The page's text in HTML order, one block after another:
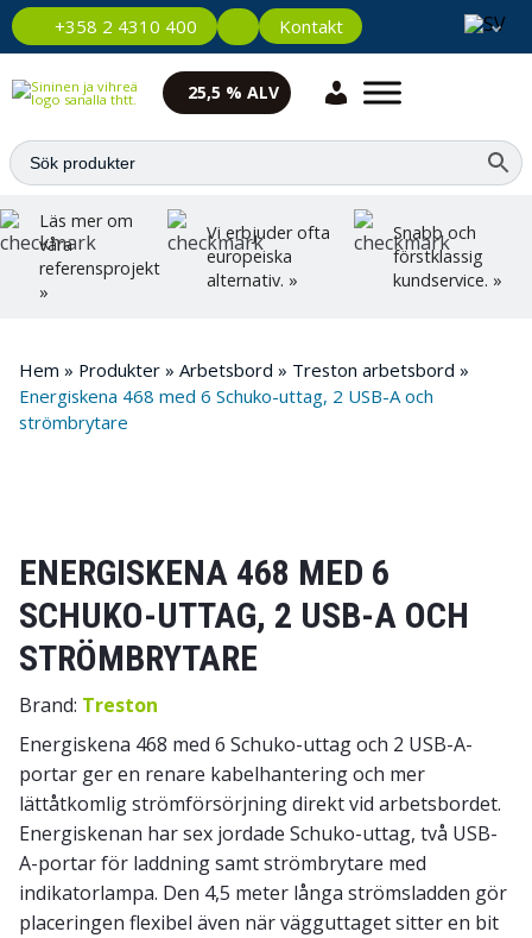
+358 2 4310 400 Kontakt
25,5 % ALV
Läs mer om
våra
referensprojekt
»
Vi erbjuder ofta
europeiska
alternativ. »
Snabb och
förstklassig
kundservice. »
Hem » Produkter » Arbetsbord » Treston arbetsbord »
Energiskena 468 med 6 Schuko-uttag, 2 USB-A och
strömbrytare
ENERGISKENA 468 MED 6
SCHUKO-UTTAG, 2 USB-A OCH
STRÖMBRYTARE
Brand: Treston
Energiskena 468 med 6 Schuko-uttag och 2 USB-A-
portar ger en renare kabelhantering och mer
lättåtkomlig strömförsörjning direkt vid arbetsbordet.
Energiskenan har sex jordade Schuko-uttag, två USB-
A-portar för laddning samt strömbrytare med
indikatorlampa. Den 4,5 meter långa strömsladden gör
placeringen flexibel även när vägguttaget sitter en bit